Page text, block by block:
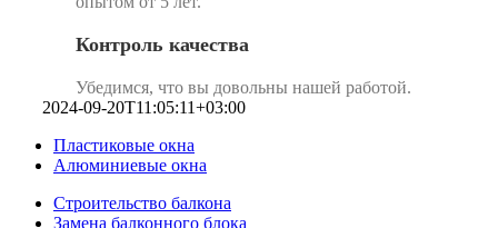
Контроль качества
Убедимся, что вы довольны нашей работой.
2024-09-20T11:05:11+03:00
Пластиковые окна
Алюминиевые окна
Строительство балкона
Замена балконного блока